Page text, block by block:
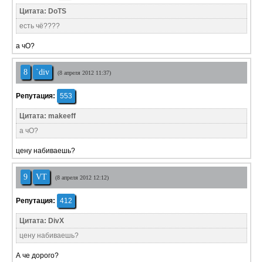
Цитата: DoTS
есть чё????
а чО?
8 `div (8 апреля 2012 11:37)
Репутация: 553
Цитата: makeeff
а чО?
цену набиваешь?
9 VT (8 апреля 2012 12:12)
Репутация: 412
Цитата: DivX
цену набиваешь?
А че дорого?